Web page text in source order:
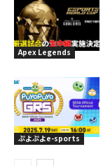
Apex Legends
ぷよぷよe-sports